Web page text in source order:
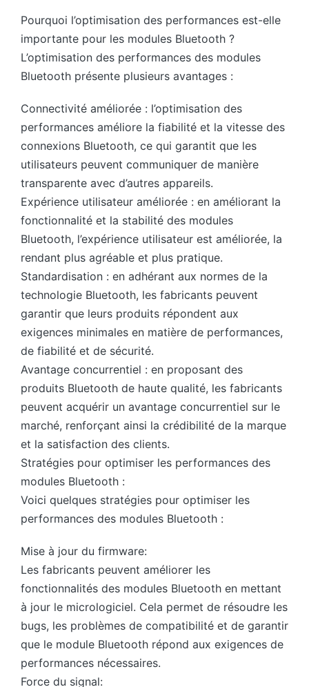
Pourquoi l’optimisation des performances est-elle
importante pour les modules Bluetooth ?
L’optimisation des performances des modules
Bluetooth présente plusieurs avantages :
Connectivité améliorée : l’optimisation des
performances améliore la fiabilité et la vitesse des
connexions Bluetooth, ce qui garantit que les
utilisateurs peuvent communiquer de manière
transparente avec d’autres appareils.
Expérience utilisateur améliorée : en améliorant la
fonctionnalité et la stabilité des modules
Bluetooth, l’expérience utilisateur est améliorée, la
rendant plus agréable et plus pratique.
Standardisation : en adhérant aux normes de la
technologie Bluetooth, les fabricants peuvent
garantir que leurs produits répondent aux
exigences minimales en matière de performances,
de fiabilité et de sécurité.
Avantage concurrentiel : en proposant des
produits Bluetooth de haute qualité, les fabricants
peuvent acquérir un avantage concurrentiel sur le
marché, renforçant ainsi la crédibilité de la marque
et la satisfaction des clients.
Stratégies pour optimiser les performances des
modules Bluetooth :
Voici quelques stratégies pour optimiser les
performances des modules Bluetooth :
Mise à jour du firmware:
Les fabricants peuvent améliorer les
fonctionnalités des modules Bluetooth en mettant
à jour le micrologiciel. Cela permet de résoudre les
bugs, les problèmes de compatibilité et de garantir
que le module Bluetooth répond aux exigences de
performances nécessaires.
Force du signal: